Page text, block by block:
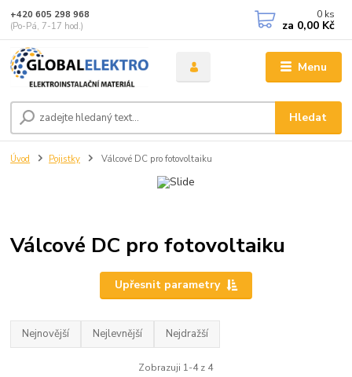
Menu
Hledat
+420 605 298 968
(Po-Pá, 7-17 hod.)
0 ks
za 0,00 Kč
Úvod Pojistky Válcové DC pro fotovoltaiku
Válcové DC pro fotovoltaiku
Upřesnit parametry
Nejnovější Nejlevnější Nejdražší
Zobrazuji 1-4 z 4